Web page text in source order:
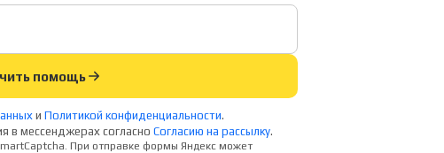
помощь
и Политикой конфиденциальности.
в мессенджерах согласно Согласию на рассылку.
При отправке формы Яндекс может